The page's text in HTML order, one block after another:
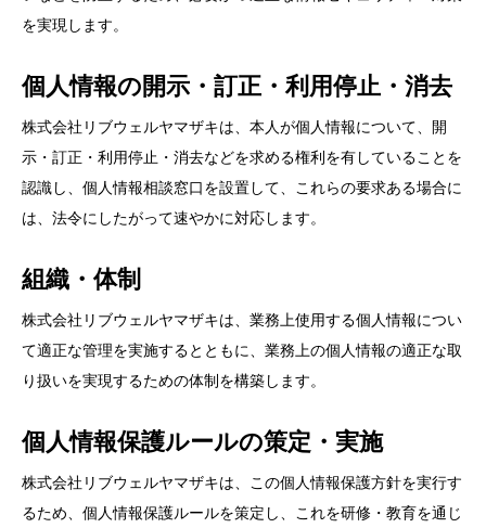
を実現します。
個人情報の開示・訂正・利用停止・消去
株式会社リブウェルヤマザキは、本人が個人情報について、開
示・訂正・利用停止・消去などを求める権利を有していることを
認識し、個人情報相談窓口を設置して、これらの要求ある場合に
は、法令にしたがって速やかに対応します。
組織・体制
株式会社リブウェルヤマザキは、業務上使用する個人情報につい
て適正な管理を実施するとともに、業務上の個人情報の適正な取
り扱いを実現するための体制を構築します。
個人情報保護ルールの策定・実施
株式会社リブウェルヤマザキは、この個人情報保護方針を実行す
るため、個人情報保護ルールを策定し、これを研修・教育を通じ